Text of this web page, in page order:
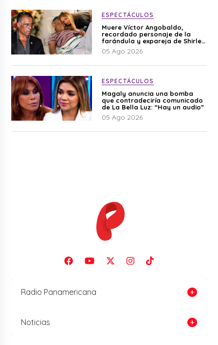
ESPECTÁCULOS
Muere Víctor Angobaldo,
recordado personaje de la
farándula y expareja de Shirley
Cherres
05 Ago 2026
ESPECTÁCULOS
Magaly anuncia una bomba
que contradeciría comunicado
de La Bella Luz: “Hay un audio”
05 Ago 2026
Radio Panamericana
Noticias